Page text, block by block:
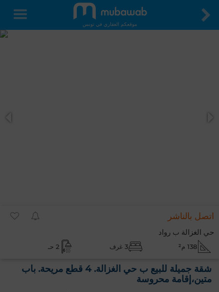
موقعكم العقاري في تونس
اتصل بالناشر
حي الغزالة ب رواد
138 م² 3 غرف 2 حـ
شقة جميلة للبيع ب حي الغزالة. 4 قطع مريحة. باب
متين،إقامة محروسة